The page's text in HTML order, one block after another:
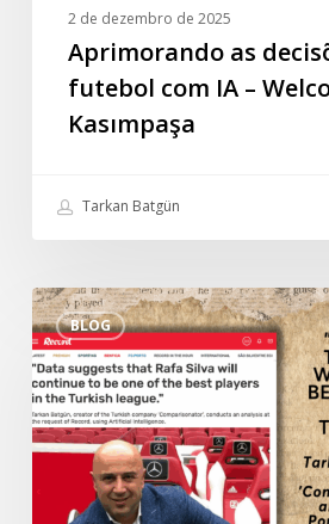
2 de dezembro de 2025
Aprimorando as
futebol com IA –
Kasımpaşa
Tarkan Batgün
BLOG
Entrevista
especial
de
Tarkan
Batgün
ao
português